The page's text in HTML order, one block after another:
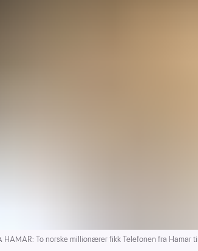
HAMAR: To norske millionærer fikk Telefonen fra Hamar